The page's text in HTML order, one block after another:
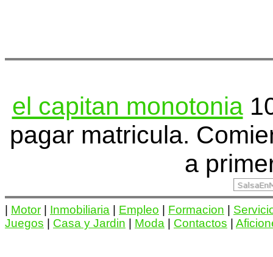
el capitan monotonia
pagar matricula.
a
Motor Inmobiliaria Empleo Formacion
Juegos
Casa y Jardin Moda Contactos